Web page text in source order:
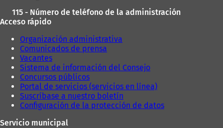
115 - Número de teléfono de la administración
Acceso rápido
Organización administrativa
Comunicados de prensa
Vacantes
Sistema de información del Consejo
Concursos públicos
Portal de servicios (servicios en línea)
Suscríbase a nuestro boletín
Configuración de la protección de datos
Servicio municipal